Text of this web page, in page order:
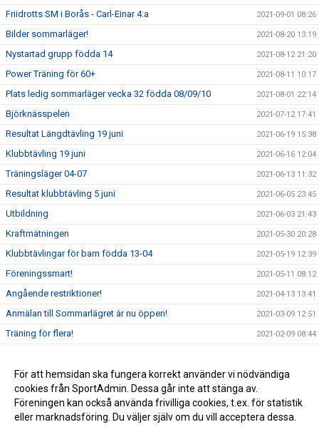
Friidrotts SM i Borås - Carl-Einar 4:a 2021-09-01 08:26
Bilder sommarläger! 2021-08-20 13:19
Nystartad grupp födda 14 2021-08-12 21:20
Power Träning för 60+ 2021-08-11 10:17
Plats ledig sommarläger vecka 32 födda 08/09/10 2021-08-01 22:14
Björknässpelen 2021-07-12 17:41
Resultat Längdtävling 19 juni 2021-06-19 15:38
Klubbtävling 19 juni 2021-06-16 12:04
Träningsläger 04-07 2021-06-13 11:32
Resultat klubbtävling 5 juni 2021-06-05 23:45
Utbildning 2021-06-03 21:43
Kraftmätningen 2021-05-30 20:28
Klubbtävlingar för barn födda 13-04 2021-05-19 12:39
Föreningssmart! 2021-05-11 08:12
Angående restriktioner! 2021-04-13 13:41
Anmälan till Sommarlägret är nu öppen! 2021-03-09 12:51
Träning för flera! 2021-02-09 08:44
Carl-Einar över 5 m i stavhopp! 2021-01-16 19:24
Alla träningar ställs in för alla t.o.m 24 januari 2021-01-07 10:47
För att hemsidan ska fungera korrekt använder vi nödvändiga
cookies från SportAdmin. Dessa går inte att stänga av.
Föreningen kan också använda frivilliga cookies, t.ex. för statistik
eller marknadsföring. Du väljer själv om du vill acceptera dessa.